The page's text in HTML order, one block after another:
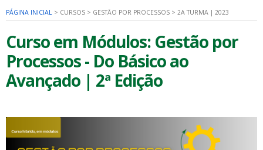
PÁGINA INICIAL > CURSOS > GESTÃO POR PROCESSOS > 2A TURMA | 2023
Curso em Módulos: Gestão por
Processos - Do Básico ao
Avançado | 2ª Edição